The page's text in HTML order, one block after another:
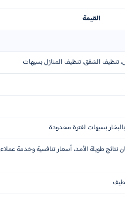
القيمة
تنظيف الشقق، تنظيف المنازل بسيهات
طويلة الأمد، أسعار تنافسية وخدمة عملاء